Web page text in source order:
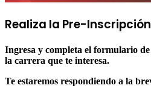
Realiza la Pre-Inscripción
Ingresa y completa el formulario
la carrera que te interesa.
Te estaremos respondiendo a la